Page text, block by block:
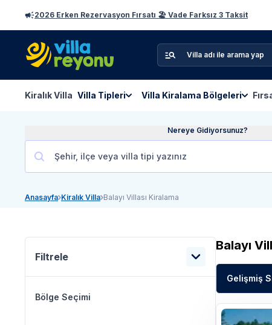
2026 Erken Rezervasyon Fırsatı 🏖️ Vade Farksız 3 Taksit
Kiralık Villa Villa Tipleri Villa Kiralama Bölgeleri
Nereye Gidiyorsunuz?
Anasayfa Kiralık Villa Balayı Villası Kiralama
Filtrele
Bölge Seçimi
Balayı
Gelişmiş